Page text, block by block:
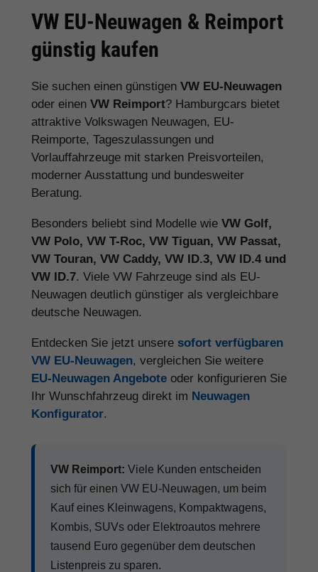
VW EU-Neuwagen & Reimport
günstig kaufen
Sie suchen einen günstigen VW EU-Neuwagen
oder einen VW Reimport? Hamburgcars bietet
attraktive Volkswagen Neuwagen, EU-
Reimporte, Tageszulassungen und
Vorlauffahrzeuge mit starken Preisvorteilen,
moderner Ausstattung und bundesweiter
Beratung.
Besonders beliebt sind Modelle wie VW Golf,
VW Polo, VW T-Roc, VW Tiguan, VW Passat,
VW Touran, VW Caddy, VW ID.3, VW ID.4 und
VW ID.7. Viele VW Fahrzeuge sind als EU-
Neuwagen deutlich günstiger als vergleichbare
deutsche Neuwagen.
Entdecken Sie jetzt unsere sofort verfügbaren
VW EU-Neuwagen, vergleichen Sie weitere
EU-Neuwagen Angebote oder konfigurieren Sie
Ihr Wunschfahrzeug direkt im Neuwagen
Konfigurator.
VW Reimport: Viele Kunden entscheiden
sich für einen VW EU-Neuwagen, um beim
Kauf eines Kleinwagens, Kompaktwagens,
Kombis, SUVs oder Elektroautos mehrere
tausend Euro gegenüber dem deutschen
Listenpreis zu sparen.